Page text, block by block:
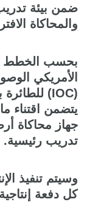
ضمن بيئة
والمحاكاة
بحسب الخطط
الأمريكي
جهاز محاكاة
تدريب رئيسية.
وسيتم تنفيذ
كل دفعة